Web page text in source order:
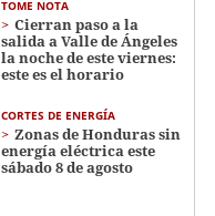
TOME NOTA
Cierran paso a la
salida a Valle de Ángeles
la noche de este viernes:
este es el horario
CORTES DE ENERGÍA
Zonas de Honduras sin
energía eléctrica este
sábado 8 de agosto